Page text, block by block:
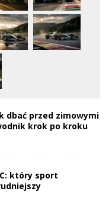
dbać przed zimowymi
krok po kroku
który sport